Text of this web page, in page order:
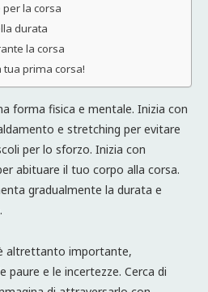
la corsa
durata
la corsa
tua prima corsa!
forma fisica e mentale. Inizia con
e stretching per evitare
per lo sforzo. Inizia con
abituare il tuo corpo alla corsa.
gradualmente la durata e
altrettanto importante,
e le incertezze. Cerca di